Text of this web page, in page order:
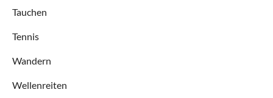
Tauchen
Tennis
Wandern
Wellenreiten